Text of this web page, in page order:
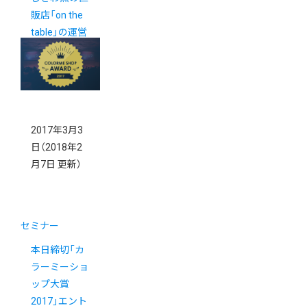
販店「on the
table」の運営
の裏側
2017年3月3
日 （2018年2
月7日 更新）
セミナー
本日締切「カ
ラーミーショ
ップ大賞
2017」エント